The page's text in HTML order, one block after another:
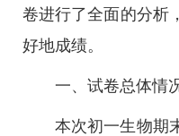
卷进行了全面的分析
好地成绩。
一、试卷总体情
本次初一生物期